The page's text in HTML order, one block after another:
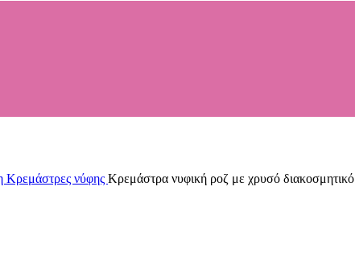
Κρεμάστρες νύφης Κρεμάστρα νυφική ροζ με χρυσό διακοσμητικό